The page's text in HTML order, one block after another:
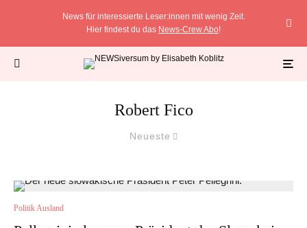
News für interessierte Leser:innen mit wenig Zeit.
Hier findest du das News-Crew Abo!
Robert Fico
Neueste
Politik Ausland